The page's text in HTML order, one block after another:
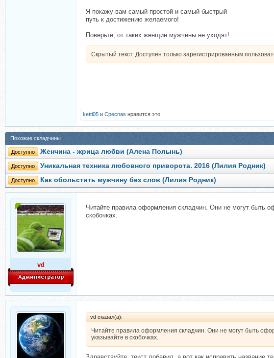
Я покажу вам самый простой и самый быстрый
путь к достижению желаемого!
Поверьте, от таких женщин мужчины не уходят!
Скрытый текст. Доступен только зарегистрированным
ketti05 и Cpecnas нравится это.
Похожие складчины
Доступно Женчина - жрица любви (Алена Полынь)
Доступно Уникальная техника любовного приворота. 2016 (Лилия Родник)
Доступно Как обольстить мужчину без слов (Лилия Родник)
vd
Читайте правила оформления складчин. Они не могут быть
скобочках.
vd сказал(а):
Читайте правила оформления складчин. Они не могут быть
указывайте в скобочках.